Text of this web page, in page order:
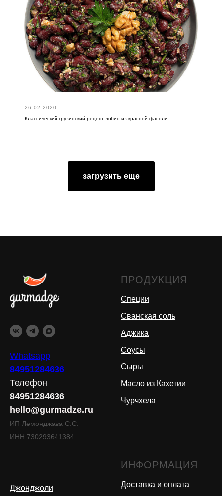
26.02.2020
Классический грузинский рецепт лобио из красной фасоли
загрузить еще
Whatsapp
84951284636
Телефон
84951284636
hello@gurmadze.ru
ИП Лемонджава С.С.
ИНН 730293641384
ПРОДУКЦИЯ
Специи
Сванская соль
Аджика
Соусы
Сыры
Масло из Кахетии
Чурчхела
Джонджоли
ИНФОРМАЦИЯ
Доставка и оплата